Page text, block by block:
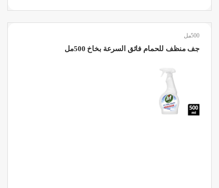
500مل
جف منظف للحمام فائق السرعة بخاخ 500مل